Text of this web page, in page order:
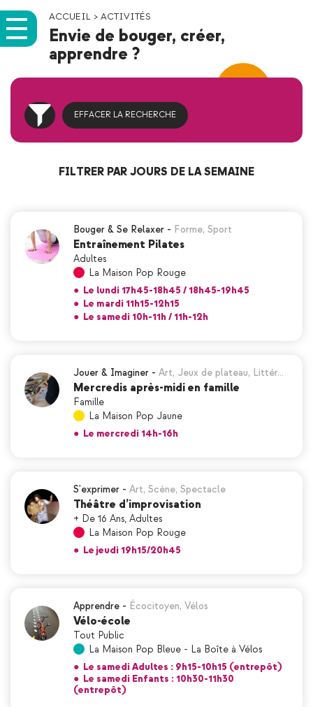
ACCUEIL > ACTIVITÉS
Envie de bouger, créer,
apprendre ?
EFFACER LA RECHERCHE
FILTRER PAR JOURS DE LA SEMAINE
Bouger & Se Relaxer - Forme, Sport
Entraînement Pilates
Adultes
La Maison Pop Rouge
● Le lundi 17h45-18h45 / 18h45-19h45
● Le mardi 11h15-12h15
● Le samedi 10h-11h / 11h-12h
Jouer & Imaginer - Art, Jeux de plateau, Littér…
Mercredis après-midi en famille
Famille
La Maison Pop Jaune
● Le mercredi 14h-16h
S'exprimer - Art, Scène, Spectacle
Théâtre d’improvisation
+ De 16 Ans, Adultes
La Maison Pop Rouge
● Le jeudi 19h15/20h45
Apprendre - Écocitoyen, Vélos
Vélo-école
Tout Public
La Maison Pop Bleue - La Boîte à Vélos
● Le samedi Adultes : 9h15-10h15 (entrepôt)
● Le samedi Enfants : 10h30-11h30
(entrepôt)